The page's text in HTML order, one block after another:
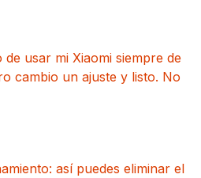
usar mi Xiaomi siempre de
cambio un ajuste y listo. No
así puedes eliminar el